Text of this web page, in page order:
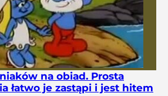
na obiad. Prosta
łatwo je zastąpi i jest hitem